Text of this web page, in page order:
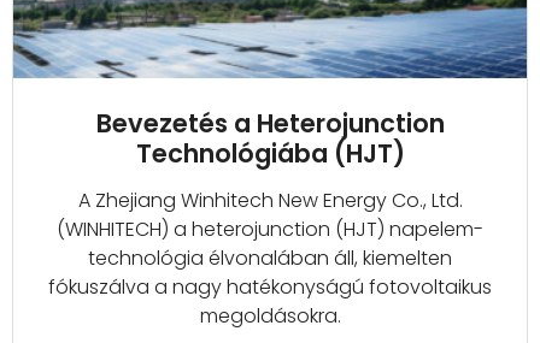
Bevezetés a Heterojunction
Technológiába (HJT)
A Zhejiang Winhitech New Energy Co., Ltd.
(WINHITECH) a heterojunction (HJT) napelem-
technológia élvonalában áll, kiemelten
fókuszálva a nagy hatékonyságú fotovoltaikus
megoldásokra.